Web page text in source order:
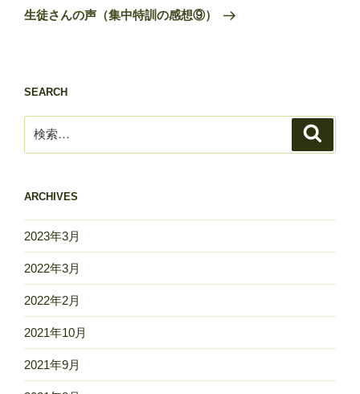
ゲ
ン
の
生徒さんの声（集中特訓の感想⑨）
SEARCH
索:
ARCHIVES
2023年3月
2022年3月
2022年2月
2021年10月
2021年9月